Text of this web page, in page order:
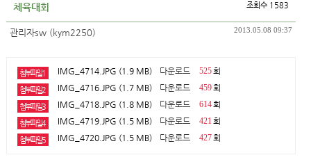
체육대회 조회수 1583
관리자sw (kym2250) 2013.05.08 09:37
첨부파일1 IMG_4714.JPG (1.9 MB) 다운로드 525회
첨부파일2 IMG_4716.JPG (1.7 MB) 다운로드 459회
첨부파일3 IMG_4718.JPG (1.8 MB) 다운로드 614회
첨부파일4 IMG_4719.JPG (1.5 MB) 다운로드 421 회
첨부파일5 IMG_4720.JPG (1.5 MB) 다운로드 427회